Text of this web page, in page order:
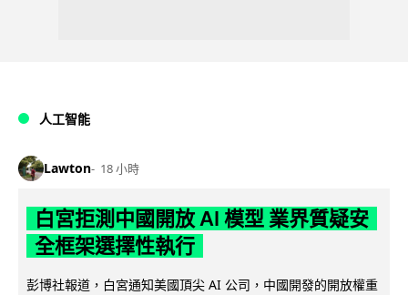
人工智能
Lawton 18 小時
白宮拒測中國開放 AI 模型 業界質疑安
全框架選擇性執行
彭博社報道，白宮通知美國頂尖 AI 公司，中國開發的開放權重